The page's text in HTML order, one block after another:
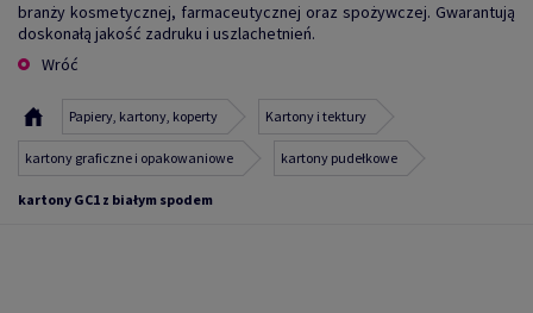
branży kosmetycznej, farmaceutycznej oraz spożywczej. Gwarantują
doskonałą jakość zadruku i uszlachetnień.
Wróć
Papiery, kartony, koperty Kartony i tektury
kartony graficzne i opakowaniowe kartony pudełkowe
kartony GC1 z białym spodem